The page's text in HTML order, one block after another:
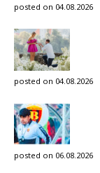
posted on 04.08.2026
posted on 04.08.2026
posted on 06.08.2026